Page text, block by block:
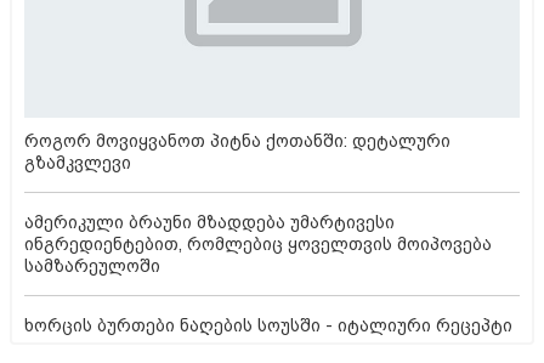
როგორ მოვიყვანოთ პიტნა ქოთანში: დეტალური
გზამკვლევი
ამერიკული ბრაუნი მზადდება უმარტივესი
ინგრედიენტებით, რომლებიც ყოველთვის მოიპოვება
სამზარეულოში
ხორცის ბურთები ნაღების სოუსში - იტალიური რეცეპტი